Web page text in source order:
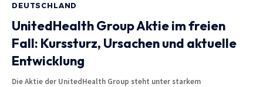
DEUTSCHLAND
UnitedHealth Group Aktie im freien
Fall: Kurssturz, Ursachen und aktuelle
Entwicklung
Die Aktie der UnitedHealth Group steht unter starkem